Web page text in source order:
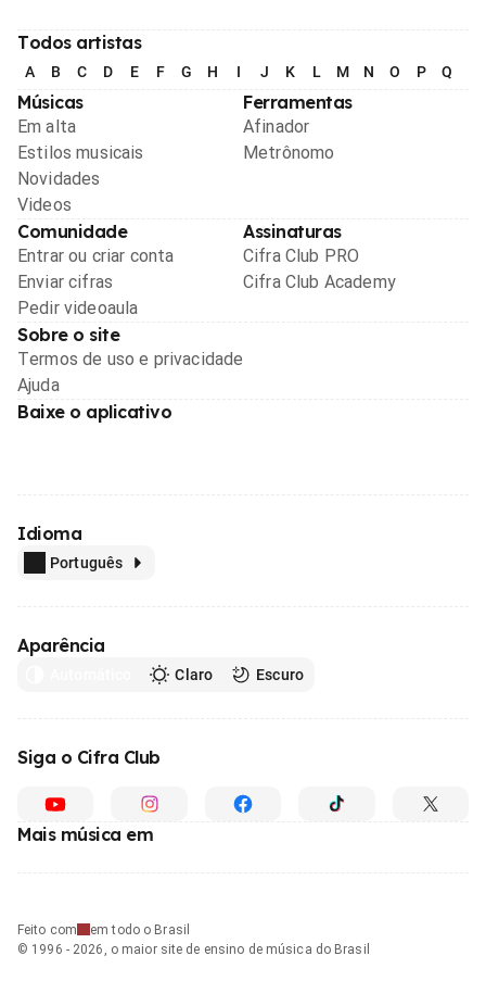
Todos artistas
A B C D E F G H I J K L M N O P Q
Músicas
Em alta
Estilos musicais
Novidades
Videos
Ferramentas
Afinador
Metrônomo
Comunidade
Entrar ou criar conta
Enviar cifras
Pedir videoaula
Assinaturas
Cifra Club PRO
Cifra Club Academy
Sobre o site
Termos de uso e privacidade
Ajuda
Baixe o aplicativo
Idioma
Português
Aparência
Claro Escuro
Siga o Cifra Club
Mais música em
Feito com
em todo o Brasil
© 1996 - 2026, o maior site de ensino de música do Brasil